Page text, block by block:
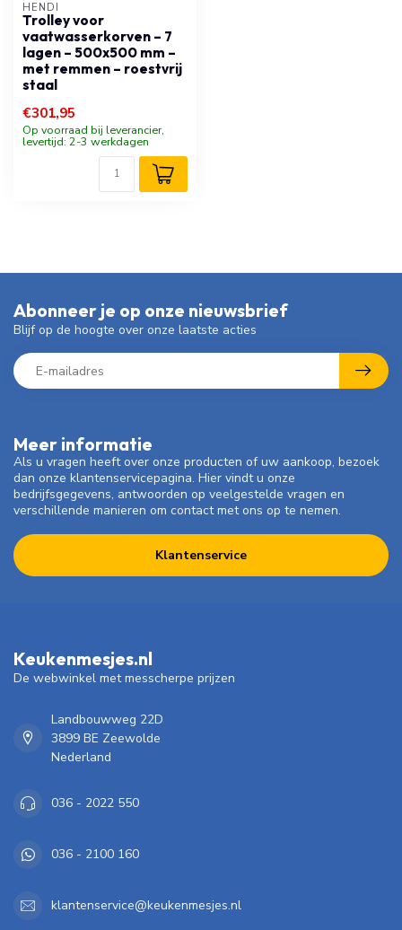
HENDI
Trolley voor
vaatwasserkorven – 7
lagen – 500x500 mm –
met remmen – roestvrij
staal
€301,95
Op voorraad bij leverancier,
levertijd: 2-3 werkdagen
Meer informatie
Als u vragen heeft over onze producten of uw aankoop, bezoek
dan onze klantenservicepagina. Hier vindt u onze
bedrijfsgegevens, antwoorden op veelgestelde vragen en
verschillende manieren om contact met ons op te nemen.
Klantenservice
Abonneer je op onze nieuwsbrief
Blijf op de hoogte over onze laatste acties
Keukenmesjes.nl
De webwinkel met messcherpe prijzen
Landbouwweg 22D
3899 BE Zeewolde
Nederland
036 - 2022 550
036 - 2100 160
klantenservice@keukenmesjes.nl